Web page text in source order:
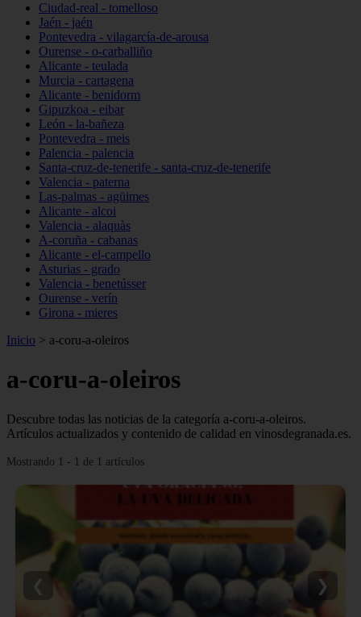
Ciudad-real - tomelloso
Jaén - jaén
Pontevedra - vilagarcía-de-arousa
Ourense - o-carballiño
Alicante - teulada
Murcia - cartagena
Alicante - benidorm
Gipuzkoa - eibar
León - la-bañeza
Pontevedra - meis
Palencia - palencia
Santa-cruz-de-tenerife - santa-cruz-de-tenerife
Valencia - paterna
Las-palmas - agüimes
Alicante - alcoi
Valencia - alaquàs
A-coruña - cabanas
Alicante - el-campello
Asturias - grado
Valencia - benetússer
Ourense - verín
Girona - mieres
Inicio > a-coru-a-oleiros
a-coru-a-oleiros
Descubre todas las noticias de la categoría a-coru-a-oleiros.
Artículos actualizados y contenido de calidad en vinosdegranada.es.
Mostrando 1 - 1 de 1 artículos
❮ ❯